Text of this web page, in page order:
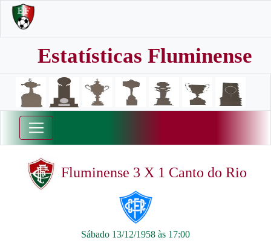
Estatísticas Fluminense
Fluminense 3 X 1 Canto do Rio
Sábado 13/12/1958 às 17:00